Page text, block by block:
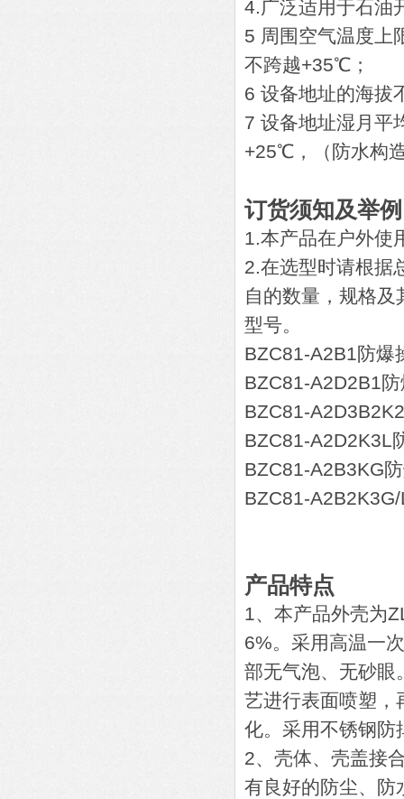
4.广泛适用于石油
5 周围空气温度
不跨越+35℃；
6 设备地址的海拔
7 设备地址湿月平
+25℃，（防水构
订货须知及举
1.本产品在户外使
2.在选型时请根据
自的数量，规格
型号。
BZC81-A2B1防爆
BZC81-A2D2B1
BZC81-
BZC81-A2D2K3L
BZC81-A2B3KG
BZC81-
产品特点
1、本产品外壳为
6%。采用高温一
部无气泡、无砂眼
艺进行表面喷塑，
化。采用不锈钢防
2、壳体、壳盖接
有良好的防尘、防